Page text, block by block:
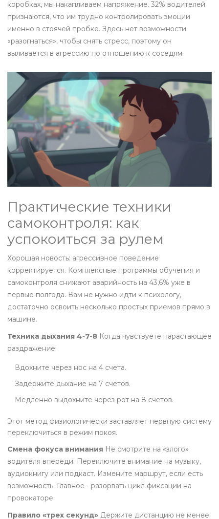
коробках, мы накапливаем напряжение. 32% водителей
признаются, что им трудно контролировать эмоции
именно в стоячей пробке. Здесь нет возможности
«разогнаться», чтобы снять стресс, поэтому он
выливается в агрессию по отношению к соседям.
Практические техники
самоконтроля: как
успокоиться за рулем
Хорошая новость: агрессивное поведение
корректируется. Комплексные программы обучения и
самоконтроля снижают аварийность на 43,6% уже в
первые полгода. Вам не нужно идти к психологу,
достаточно освоить несколько простых приемов прямо в
машине.
Техника дыхания 4-7-8 Когда чувствуете нарастающее
раздражение:
Вдохните через нос на 4 счета.
Задержите дыхание на 7 счетов.
Медленно выдохните через рот на 8 счетов.
Этот метод физиологически заставляет нервную систему
переключиться в режим покоя.
Смена фокуса внимания Не смотрите на «злого»
водителя впереди. Переключите внимание на музыку,
аудиокнигу или подкаст. Измените маршрут, если есть
возможность. Главное - разорвать цикл фиксации на
провокаторе.
Правило «трех секунд» Держите дистанцию не менее